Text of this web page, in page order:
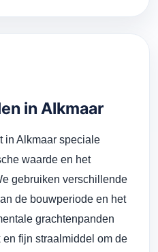
in Alkmaar
in Alkmaar speciale
waarde en het
gebruiken verschillende
de bouwperiode en het
grachtenpanden
fijn straalmiddel om de